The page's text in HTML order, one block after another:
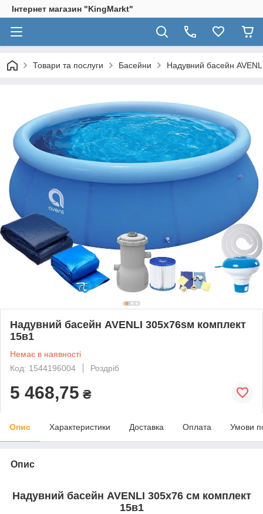
Інтернет магазин "KingМarkt"
Товари та послуги Басейни Надувний басейн
Надувний басейн AVENLI 305x76sм комплект
15в1
Немає в наявності
Код: 1544196004
Роздріб
5 468,75 ₴
Опис Характеристики Доставка Оплата Умови
Опис
Надувний басейн AVENLI 305х76 см комплект
15в1